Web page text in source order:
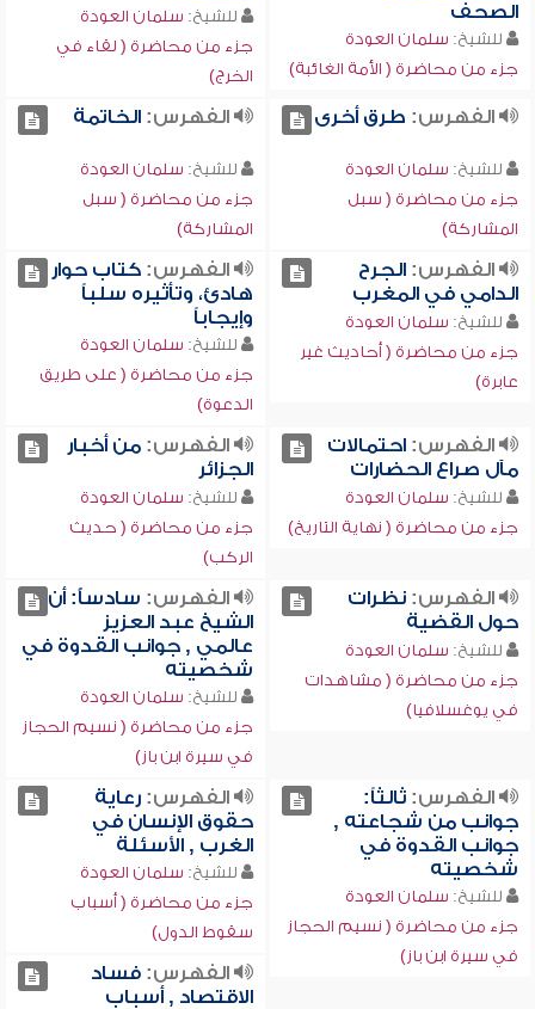
الصحف
للشيخ: سلمان العودة
جزء من محاضرة ( الأمة الغائبة)
للشيخ: سلمان العودة
جزء من محاضرة ( لقاء في
الخرج)
الفهرس: طرق أخرى
للشيخ: سلمان العودة
جزء من محاضرة ( سبل
المشاركة)
الفهرس:الخاتمة
للشيخ: سلمان العودة
جزء من محاضرة ( سبل
المشاركة)
الفهرس:الجرح
الدامي في المغرب
للشيخ: سلمان العودة
جزء من محاضرة ( أحاديث غير
عابرة)
الفهرس:كتاب حوار
هادئ، وتأثيره سلباً
وإيجاباً
للشيخ: سلمان العودة
جزء من محاضرة ( على طريق
الدعوة)
الفهرس:احتمالات
مآل صراع الحضارات
للشيخ: سلمان العودة
جزء من محاضرة ( نهاية التاريخ)
الفهرس:من أخبار
الجزائر
للشيخ: سلمان العودة
جزء من محاضرة ( حديث
الركب)
الفهرس:نظرات
حول القضية
للشيخ: سلمان العودة
جزء من محاضرة ( مشاهدات
في يوغسلافيا)
الفهرس: سادساًً: أن
الشيخ عبد العزيز
عالمي , جوانب القدوة في
شخصيته
للشيخ: سلمان العودة
جزء من محاضرة ( نسيم الحجاز
في سيرة ابن باز)
الفهرس:ثالثاً:
جوانب من شجاعته ,
جوانب القدوة في
شخصيته
للشيخ: سلمان العودة
جزء من محاضرة ( نسيم الحجاز
في سيرة ابن باز)
الفهرس:رعاية
حقوق الإنسان في
الغرب , الأسئلة
للشيخ: سلمان العودة
جزء من محاضرة ( أسباب
سقوط الدول)
الفهرس:فساد
الاقتصاد , أسباب